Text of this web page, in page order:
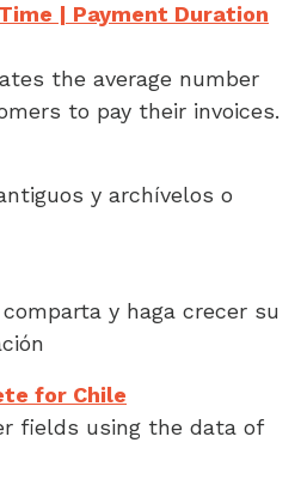
| Payment Duration
the average number
to pay their invoices.
y archívelos o
y haga crecer su
for Chile
fields using the data of